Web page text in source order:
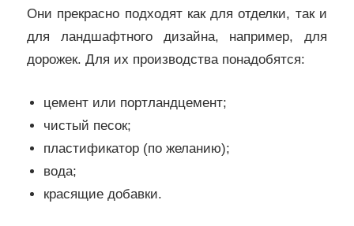
Они прекрасно подходят как для отделки, так и
для ландшафтного дизайна, например, для
дорожек. Для их производства понадобятся:
цемент или портландцемент;
чистый песок;
пластификатор (по желанию);
вода;
красящие добавки.